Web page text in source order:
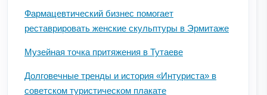
Фармацевтический бизнес помогает
реставрировать женские скульптуры в Эрмитаже
Музейная точка притяжения в Тутаеве
Долговечные тренды и история «Интуриста» в
советском туристическом плакате